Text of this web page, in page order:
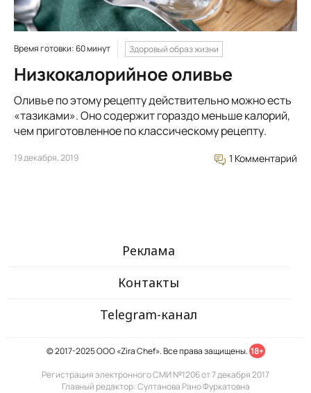
Время готовки: 60 минут Здоровый образ жизни
Низкокалорийное оливье
Оливье по этому рецепту действительно можно есть
«тазиками». Оно содержит гораздо меньше калорий,
чем приготовленное по классическому рецепту.
19 декабря, 2019 1 Комментарий
Реклама
Контакты
Telegram-канал
© 2017-2025 ООО «Zira Chef». Все права защищены. 18+
Регистрация электронного СМИ №1206 от 7 декабря 2017
Главный редактор: Султанова Рано Фуркатовна